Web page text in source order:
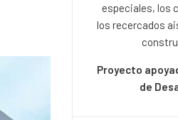
especiales, los
los recercados
Proyecto
de